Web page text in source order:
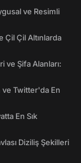
ve Resimli
Çil Çil Altınlarda
ve Şifa Alanları:
ve Twitter'da En
En Sık
Diziliş Şekilleri